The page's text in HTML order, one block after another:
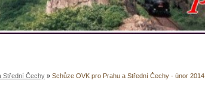
Střední Čechy » Schůze OVK pro Prahu a Střední Čechy - únor 2014